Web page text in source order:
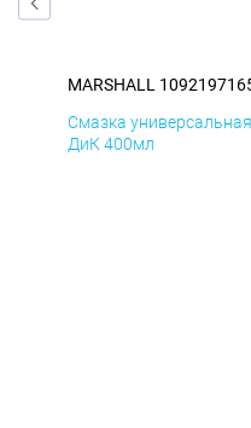
MARSHALL
Смазка
ДиК 400мл